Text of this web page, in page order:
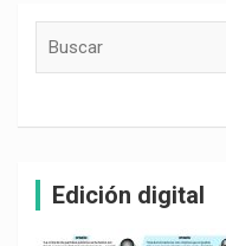
Edición digital